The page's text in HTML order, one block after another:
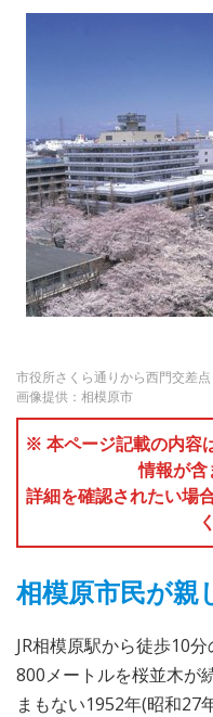
市役所さくら通りから西門交差
画像提供：相模原市
※ 本ページ記載の内容
情報が含
詳細を確認されたい場
相模原市民が親
JR相模原駅から徒歩10
800メートルを桜並木が
まもない1952年(昭和27